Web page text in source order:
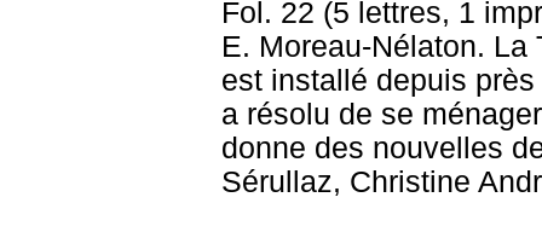
Fol. 22 (5 lettres, 1
E. Moreau-Nélaton. La
est installé depuis
a résolu de se
donne des nouvelles
Sérullaz, Christine